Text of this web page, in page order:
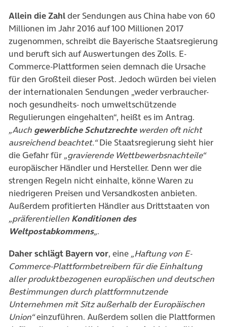
Allein die Zahlder Sendungen aus China habe von 60
Millionen im Jahr 2016 auf 100 Millionen 2017
zugenommen, schreibt die Bayerische Staatsregierung
und beruft sich auf Auswertungen des Zolls. E-
Commerce-Plattformen seien demnach die Ursache
für den Großteil dieser Post. Jedoch würden bei vielen
der internationalen Sendungen „weder verbraucher-
noch gesundheits- noch umweltschützende
Regulierungen eingehalten“, heißt es im Antrag.
„Auch gewerbliche Schutzrechtewerden oft nicht
ausreichend beachtet.“Die Staatsregierung sieht hier
die Gefahr für „gravierende Wettbewerbsnachteile“
europäischer Händler und Hersteller. Denn wer die
strengen Regeln nicht einhalte, könne Waren zu
niedrigeren Preisen und Versandkosten anbieten.
Außerdem profitierten Händler aus Drittstaaten von
„präferentiellen Konditionen des
Weltpostabkommens„.
Daher schlägt Bayern vor, eine „Haftung von E-
Commerce-Plattformbetreibern für die Einhaltung
aller produktbezogenen europäischen und deutschen
Bestimmungen durch plattformnutzende
Unternehmen mit Sitz außerhalb der Europäischen
Union“einzuführen. Außerdem sollen die Plattformen